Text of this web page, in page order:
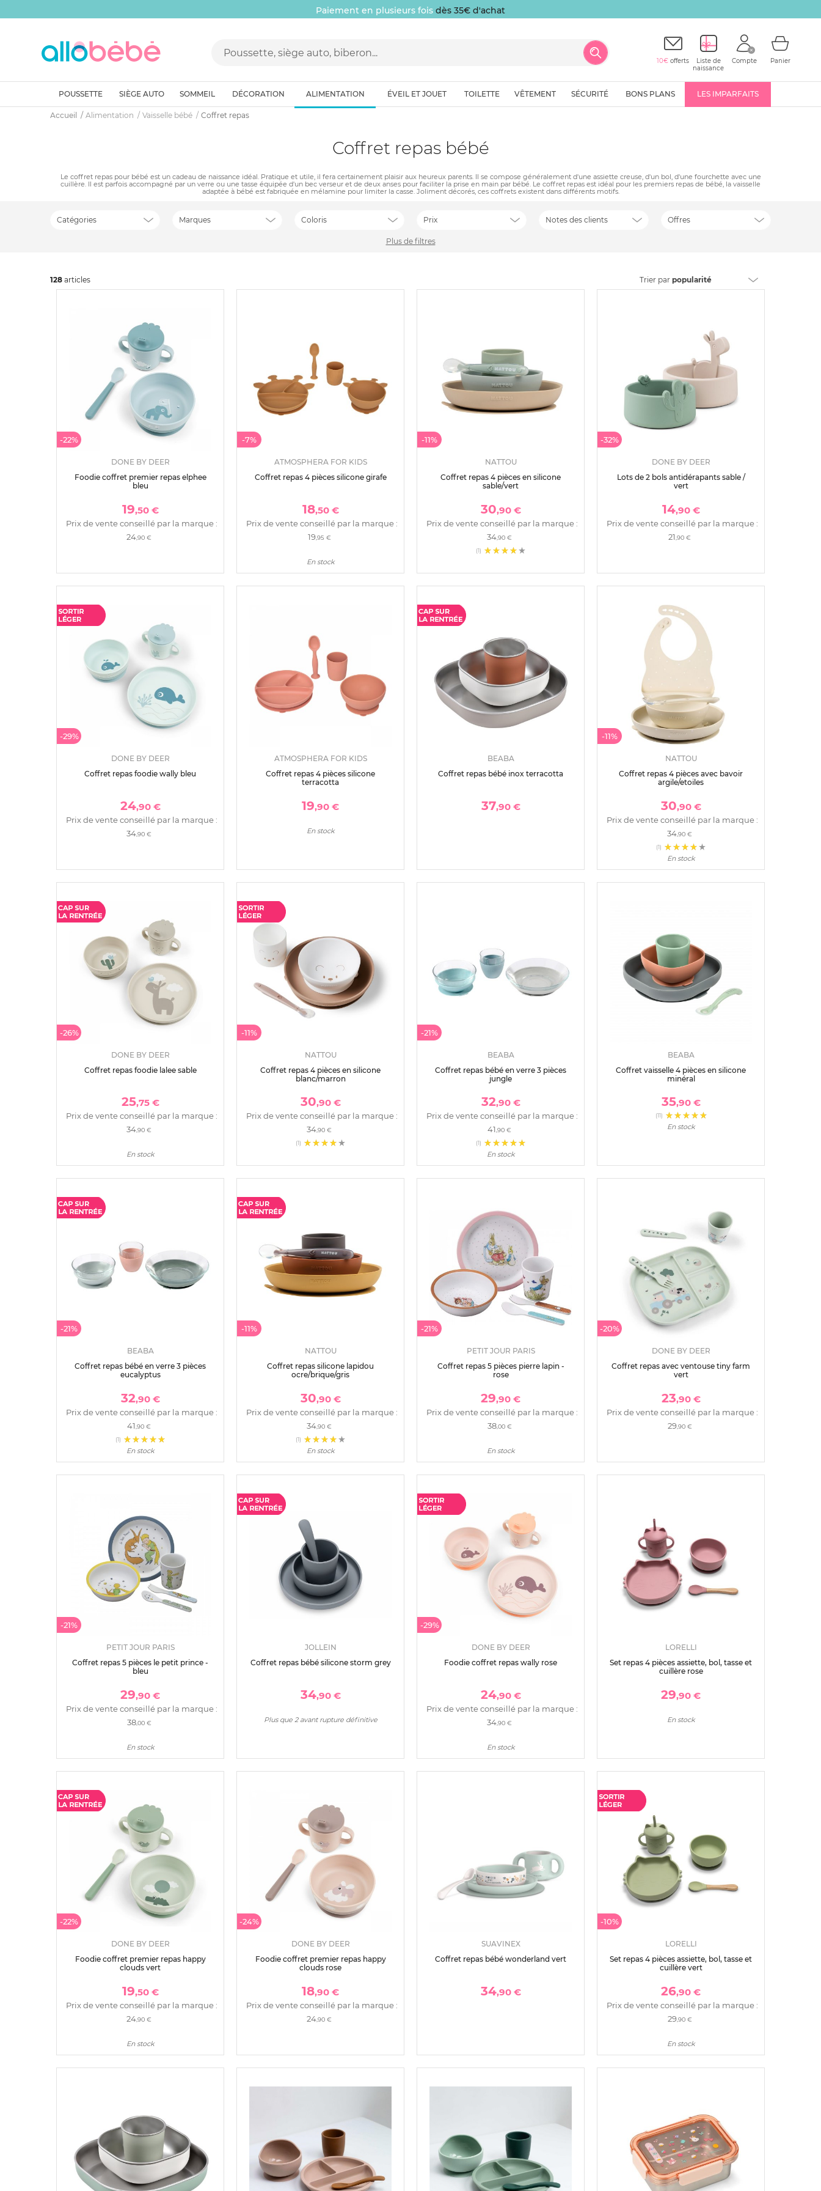
Paiement en plusieurs fois dès 35€ d'achat
10€ offerts
Liste de
naissance
Compte Panier
POUSSETTE SIÈGE AUTO SOMMEIL DÉCORATION ALIMENTATION ÉVEIL ET JOUET TOILETTE VÊTEMENT SÉCURITÉ BONS PLANS LES IMPARFAITS
Accueil Alimentation Vaisselle bébé Coffret repas
Coffret repas bébé
Le coffret repas pour bébé est un cadeau de naissance idéal. Pratique et utile, il fera certainement plaisir aux heureux parents. Il se compose généralement d'une assiette creuse, d'un bol, d'une fourchette avec une
cuillère. Il est parfois accompagné par un verre ou une tasse équipée d'un bec verseur et de deux anses pour faciliter la prise en main par bébé. Le coffret repas est idéal pour les premiers repas de bébé, la vaisselle
adaptée à bébé est fabriquée en mélamine pour limiter la casse. Joliment décorés, ces coffrets existent dans différents motifs.
Catégories Marques Coloris Prix Notes des clients Offres
Plus de filtres
128 articles Trier par popularité
-22%
DONE BY DEER
Foodie coffret premier repas elphee
bleu
19,50 €
Prix de vente conseillé par la marque :
24,90 €
-7%
ATMOSPHERA FOR KIDS
Coffret repas 4 pièces silicone girafe
18,50 €
Prix de vente conseillé par la marque :
19,95 €
En stock
-11%
NATTOU
Coffret repas 4 pièces en silicone
sable/vert
30,90 €
Prix de vente conseillé par la marque :
34,90 €
(1)
-32%
DONE BY DEER
Lots de 2 bols antidérapants sable /
vert
14,90 €
Prix de vente conseillé par la marque :
21 ,90 €
-29%
DONE BY DEER
Coffret repas foodie wally bleu
24,90 €
Prix de vente conseillé par la marque :
34,90 €
ATMOSPHERA FOR KIDS
Coffret repas 4 pièces silicone
terracotta
19,90 €
En stock
BEABA
Coffret repas bébé inox terracotta
37,90 €
-11%
NATTOU
Coffret repas 4 pièces avec bavoir
argile/etoiles
30,90 €
Prix de vente conseillé par la marque :
34,90 €
(1)
En stock
-26%
DONE BY DEER
Coffret repas foodie lalee sable
25,75 €
Prix de vente conseillé par la marque :
34,90 €
En stock
-11%
NATTOU
Coffret repas 4 pièces en silicone
blanc/marron
30,90 €
Prix de vente conseillé par la marque :
34,90 €
(1)
-21%
BEABA
Coffret repas bébé en verre 3 pièces
jungle
32,90 €
Prix de vente conseillé par la marque :
41,90 €
(1)
En stock
BEABA
Coffret vaisselle 4 pièces en silicone
minéral
35,90 €
(11)
En stock
-21%
BEABA
Coffret repas bébé en verre 3 pièces
eucalyptus
32,90 €
Prix de vente conseillé par la marque :
41 ,90 €
(1)
En stock
-11%
NATTOU
Coffret repas silicone lapidou
ocre/brique/gris
30,90 €
Prix de vente conseillé par la marque :
34,90 €
(1)
En stock
-21%
PETIT JOUR PARIS
Coffret repas 5 pièces pierre lapin -
rose
29,90 €
Prix de vente conseillé par la marque :
38,00 €
En stock
-20%
DONE BY DEER
Coffret repas avec ventouse tiny farm
vert
23,90 €
Prix de vente conseillé par la marque :
29,90 €
-21%
PETIT JOUR PARIS
Coffret repas 5 pièces le petit prince -
bleu
29,90 €
Prix de vente conseillé par la marque :
38,00 €
En stock
JOLLEIN
Coffret repas bébé silicone storm grey
34,90 €
Plus que 2 avant rupture définitive
-29%
DONE BY DEER
Foodie coffret repas wally rose
24,90 €
Prix de vente conseillé par la marque :
34,90 €
En stock
LORELLI
Set repas 4 pièces assiette, bol, tasse et
cuillère rose
29,90 €
En stock
-22%
DONE BY DEER
Foodie coffret premier repas happy
clouds vert
19,50 €
Prix de vente conseillé par la marque :
24,90 €
En stock
-24%
DONE BY DEER
Foodie coffret premier repas happy
clouds rose
18,90 €
Prix de vente conseillé par la marque :
24,90 €
SUAVINEX
Coffret repas bébé wonderland vert
34,90 €
-10%
LORELLI
Set repas 4 pièces assiette, bol, tasse et
cuillère vert
26,90 €
Prix de vente conseillé par la marque :
29,90 €
En stock